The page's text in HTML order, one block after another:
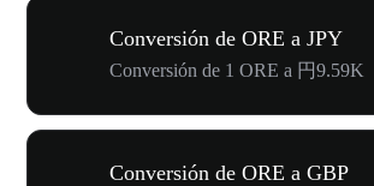
Conversión de ORE a JPY
Conversión de 1 ORE a 円9.59K
Conversión de ORE a GBP